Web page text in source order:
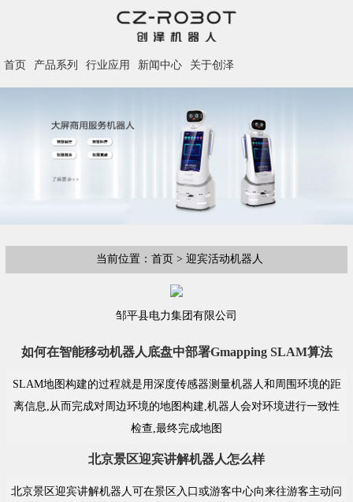
首页 产品系列 行业应用 新闻中心 关于创泽
当前位置：首页 > 迎宾活动机器人
邹平县电力集团有限公司
如何在智能移动机器人底盘中部署Gmapping SLAM算法
SLAM地图构建的过程就是用深度传感器测量机器人和周围环境的距
离信息,从而完成对周边环境的地图构建,机器人会对环境进行一致性
检查,最终完成地图
北京景区迎宾讲解机器人怎么样
北京景区迎宾讲解机器人可在景区入口或游客中心向来往游客主动问